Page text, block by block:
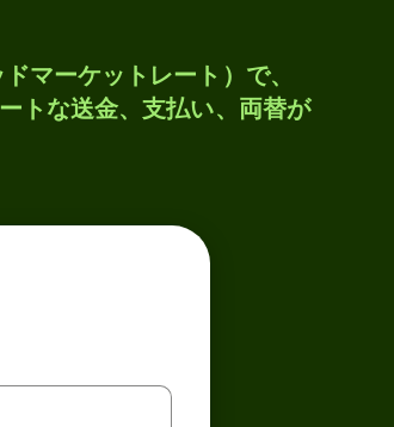
マーケットレート）で、
トな送金、支払い、両替が